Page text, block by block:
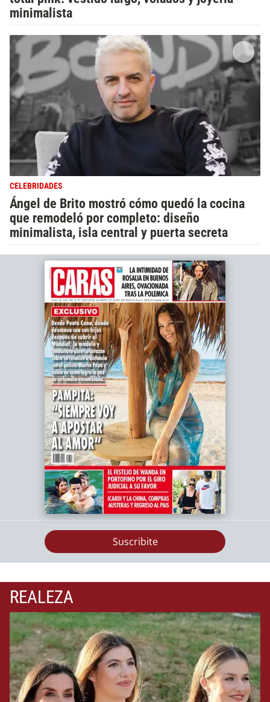
minimalista
CELEBRIDADES
Ángel de Brito mostró cómo quedó la cocina
que remodeló por completo: diseño
minimalista, isla central y puerta secreta
Suscribite
REALEZA